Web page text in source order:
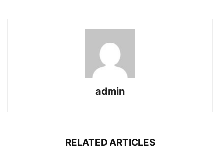
admin
RELATED ARTICLES